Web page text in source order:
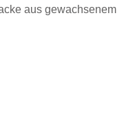
aus gewachsenem